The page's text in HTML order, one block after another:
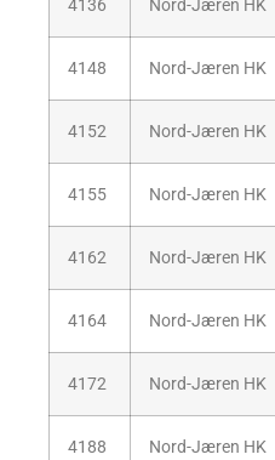
4136 Nord-Jæren HK
4148 Nord-Jæren HK
4152 Nord-Jæren HK
4155 Nord-Jæren HK
4162 Nord-Jæren HK
4164 Nord-Jæren HK
4172 Nord-Jæren HK
4188 Nord-Jæren HK